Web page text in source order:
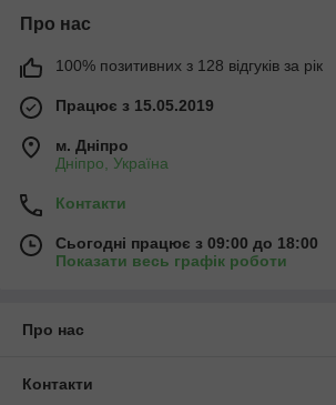
Про нас
100% позитивних з 128 відгуків за рік
Працює з 15.05.2019
м. Дніпро
Дніпро, Україна
Контакти
Сьогодні працює з 09:00 до 18:00
Показати весь графік роботи
Про нас
Контакти